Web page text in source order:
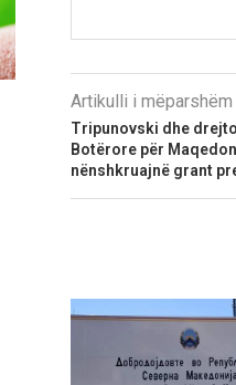
Artikulli i mëparshëm
Tripunovski dhe
Botërore për
nënshkruajnë grant